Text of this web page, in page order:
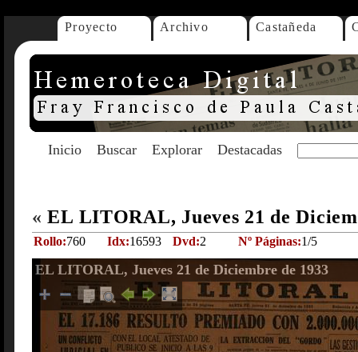
Proyecto Archivo Castañeda
Inicio Buscar Explorar Destacadas
« EL LITORAL, Jueves 21 de
Rollo:760 Idx:16593 Dvd:2 Nº Páginas:1/5
EL LITORAL, Jueves 21 de Diciembre de 1933